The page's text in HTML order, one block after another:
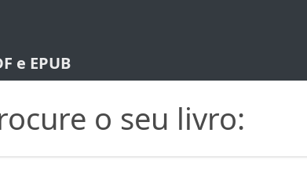
e EPUB
o seu livro: